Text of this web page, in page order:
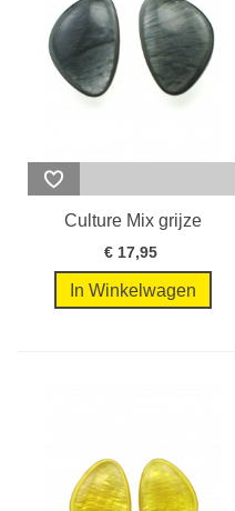
Culture Mix grijze
oorclips met...
€ 17,95
In Winkelwagen